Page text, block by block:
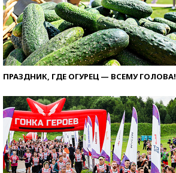
ПРАЗДНИК, ГДЕ ОГУРЕЦ — ВСЕМУ ГОЛОВА!